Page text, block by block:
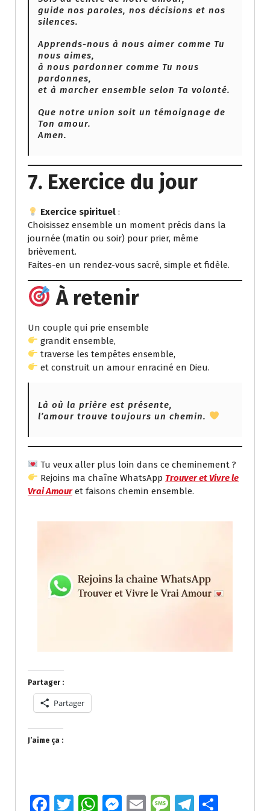
guide nos paroles, nos décisions et nos
silences.
Apprends-nous à nous aimer comme Tu
nous aimes,
à nous pardonner comme Tu nous
pardonnes,
et à marcher ensemble selon Ta volonté.
Que notre union soit un témoignage de
Ton amour.
Amen.
7. Exercice du jour
Exercice spirituel :
Choisissez ensemble un moment précis dans la
journée (matin ou soir) pour prier, même
brièvement.
Faites-en un rendez-vous sacré, simple et fidèle.
À retenir
Un couple qui prie ensemble
grandit ensemble,
traverse les tempêtes ensemble,
et construit un amour enraciné en Dieu.
Là où la prière est présente,
l’amour trouve toujours un chemin.
Tu veux aller plus loin dans ce cheminement ?
Rejoins ma chaîne WhatsAppTrouver et Vivre le
Vrai Amouret faisons chemin ensemble.
Partager :
Partager
J’aime ça :
Fa T
W M
E
M
T